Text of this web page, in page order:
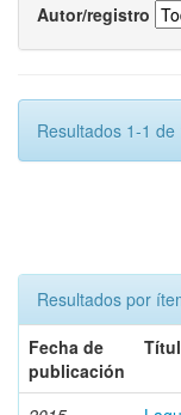
Autor/registro
Resultados 1-1 de
Resultados por
Fecha de
publicación